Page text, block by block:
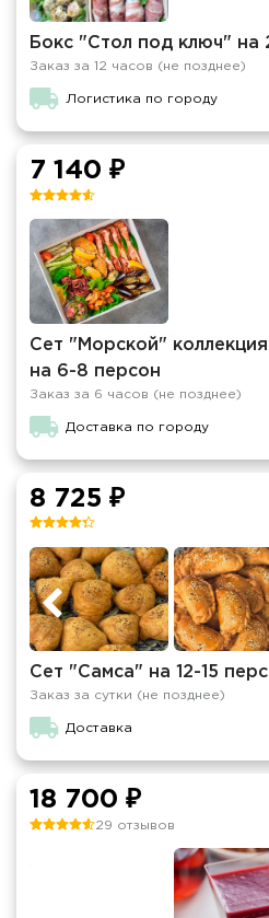
Бокс "Стол под ключ" на
Заказ за 12 часов (не позднее)
Логистика по городу
7 140 ₽
Сет "Морской"
на 6-8 персон
Заказ за 6 часов (не позднее)
Доставка по городу
8 725 ₽
Сет "Самса" на 12-15
Заказ за сутки (не позднее)
Доставка
18 700 ₽
29 отзывов